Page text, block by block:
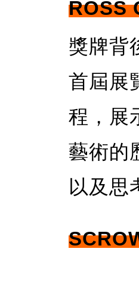
ROSS
獎牌背
首屆展
程，展
藝術的
以及思